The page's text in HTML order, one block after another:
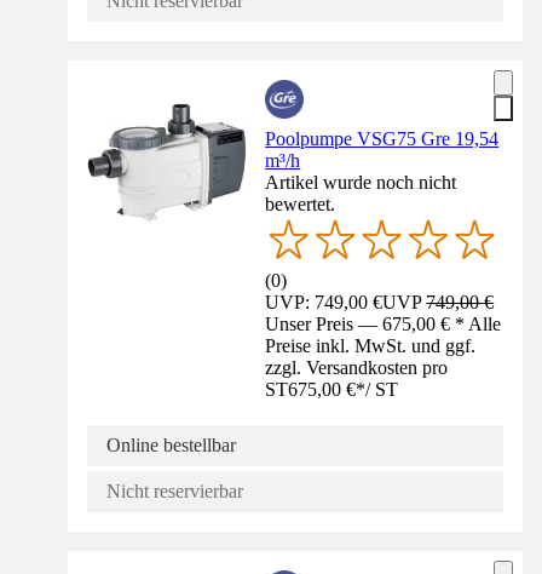
Poolpumpe VSG75 Gre 19,54
m³/h
Artikel wurde noch nicht
bewertet.
(0)
UVP: 749,00 €UVP749,00 €
Unser Preis — 675,00 € * Alle
Preise inkl. MwSt. und ggf.
zzgl. Versandkosten pro
ST675,00 €*/ ST
Online bestellbar
Nicht reservierbar